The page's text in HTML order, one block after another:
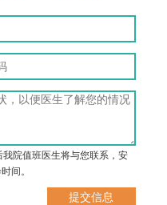
我院值班医生将与您联系，安
间。